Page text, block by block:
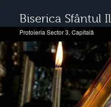
Biserica Sfântul
Protoieria Sector 3, Capitală